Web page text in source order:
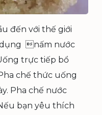
đến với thế giới
nấm nước
trực tiếp bổ
chế thức uống
Pha chế nước
bạn yêu thích